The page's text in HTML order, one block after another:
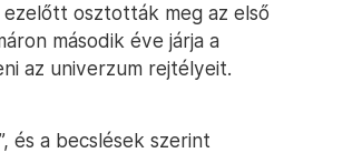
osztották meg az első
második éve járja a
az univerzum rejtélyeit.
és a becslések szerint